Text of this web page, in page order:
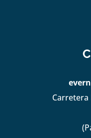
Carretera